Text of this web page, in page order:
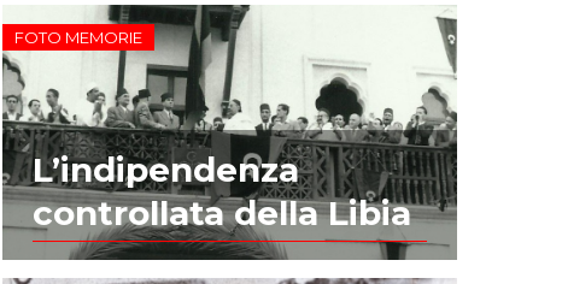
FOTO MEMORIE
L’indipendenza
controllata della Libia